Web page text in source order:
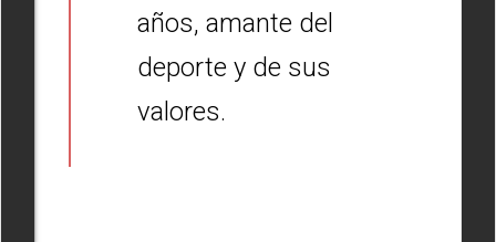
años, amante del
deporte y de sus
valores.